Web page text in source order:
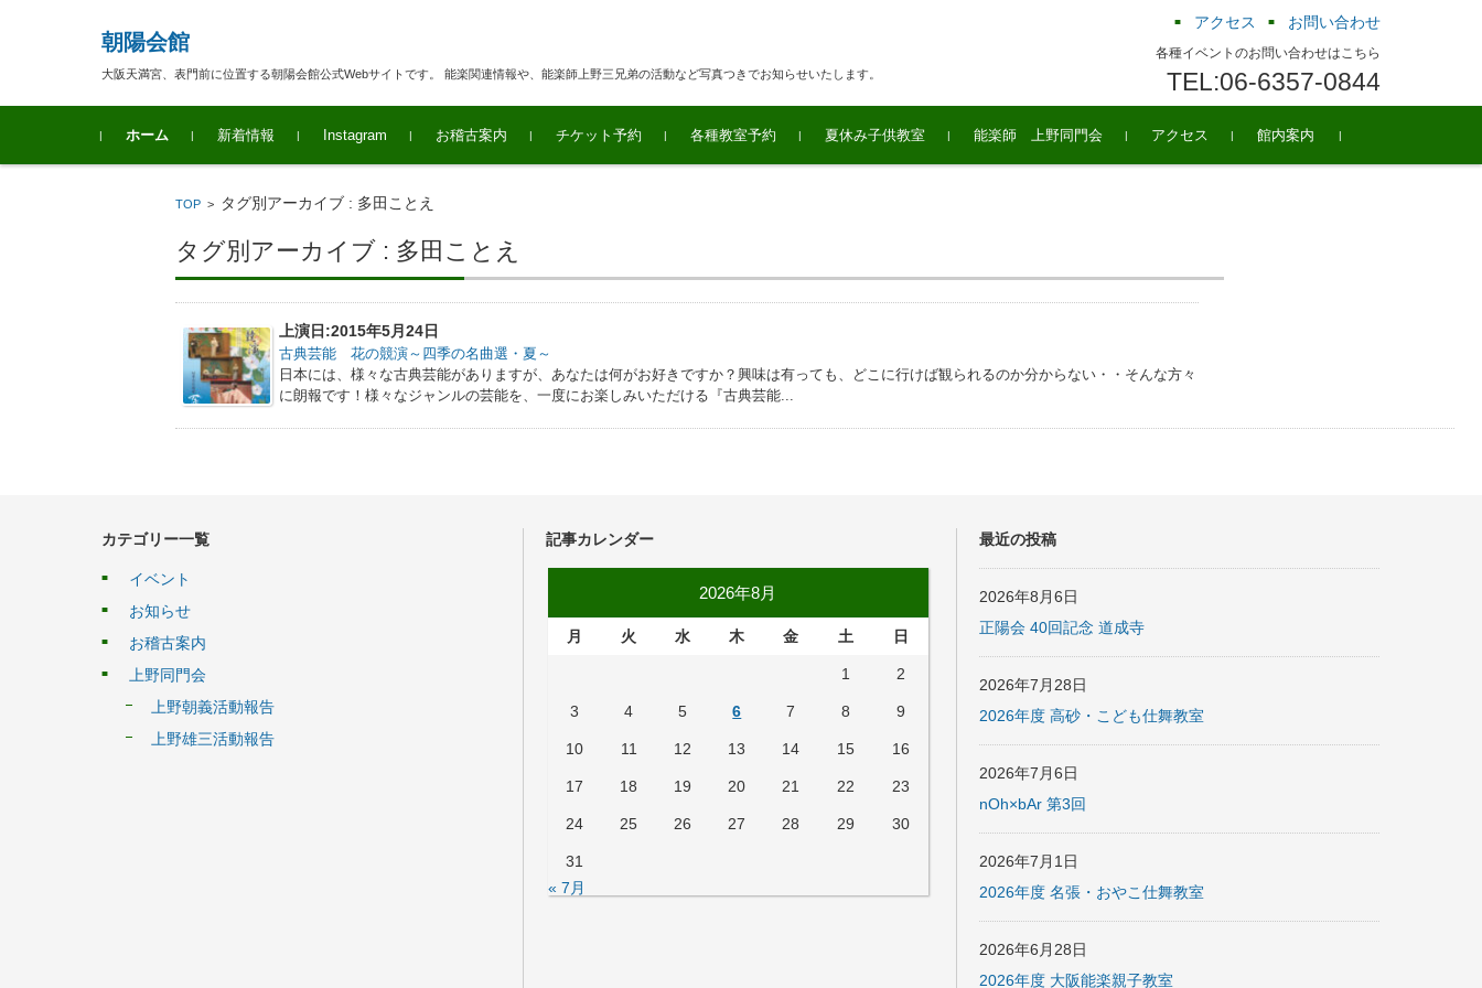
朝陽会館
大阪天満宮、表門前に位置する朝陽会館公式Webサイトです。 能楽関連情報や、能楽師上野三兄弟の活動など写真つきでお知らせいたします。
アクセス お問い合わせ
各種イベントのお問い合わせはこちら
TEL:06-6357-0844
コンテンツに移動
ホーム
新着情報 Instagram お稽古案内 チケット予約 各種教室予約 夏休み子供教室 能楽師 上野同門会 アクセス 館内案内
TOP > タグ別アーカイブ : 多田ことえ
タグ別アーカイブ : 多田ことえ
上演日:2015年5月24日
古典芸能 花の競演～四季の名曲選・夏～
日本には、様々な古典芸能がありますが、あなたは何がお好きですか？興味は有っても、どこに行けば観られるのか分からない・・そんな方々
に朗報です！様々なジャンルの芸能を、一度にお楽しみいただける『古典芸能...
カテゴリー一覧
イベント
お知らせ
お稽古案内
上野同門会
上野朝義活動報告
上野雄三活動報告
記事カレンダー
2026年8月
月 火 水 木 金 土 日
1 2
3 4 5 6 7 8 9
10 11 12 13 14 15 16
17 18 19 20 21 22 23
24 25 26 27 28 29 30
31
« 7月
最近の投稿
2026年8月6日
正陽会 40回記念 道成寺
2026年7月28日
2026年度 高砂・こども仕舞教室
2026年7月6日
nOh×bAr 第3回
2026年7月1日
2026年度 名張・おやこ仕舞教室
2026年6月28日
2026年度 大阪能楽親子教室